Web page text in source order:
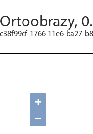
Ortoobrazy,
c38f99cf-1766-11e6-ba27-
+
−